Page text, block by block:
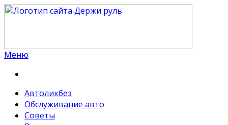
Меню
Автоликбез
Обслуживание авто
Советы